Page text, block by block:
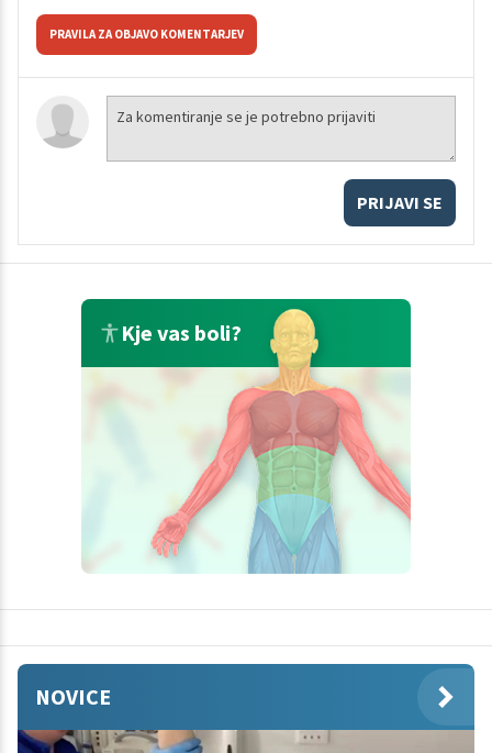
PRAVILA ZA OBJAVO KOMENTARJEV
PRIJAVI SE
Kje vas boli?
NOVICE